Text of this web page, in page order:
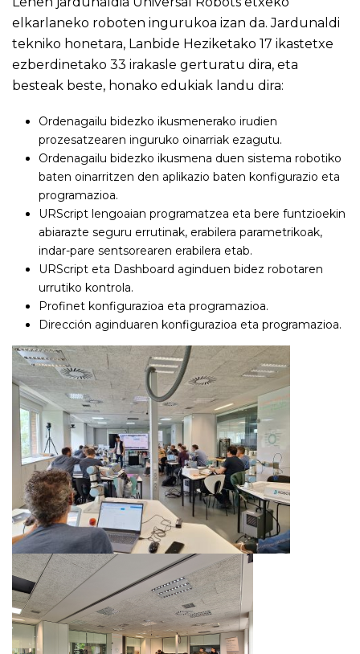
elkarlaneko roboten ingurukoa izan da. Jardunaldi
tekniko honetara, Lanbide Heziketako 17 ikastetxe
ezberdinetako 33 irakasle gerturatu dira, eta
besteak beste, honako edukiak landu dira:
Ordenagailu bidezko ikusmenerako irudien
prozesatzearen inguruko oinarriak ezagutu.
Ordenagailu bidezko ikusmena duen sistema robotiko
baten oinarritzen den aplikazio baten konfigurazio eta
programazioa.
URScript lengoaian programatzea eta bere funtzioekin
abiarazte seguru errutinak, erabilera parametrikoak,
indar-pare sentsorearen erabilera etab.
URScript eta Dashboard aginduen bidez robotaren
urrutiko kontrola.
Profinet konfigurazioa eta programazioa.
Dirección aginduaren konfigurazioa eta programazioa.